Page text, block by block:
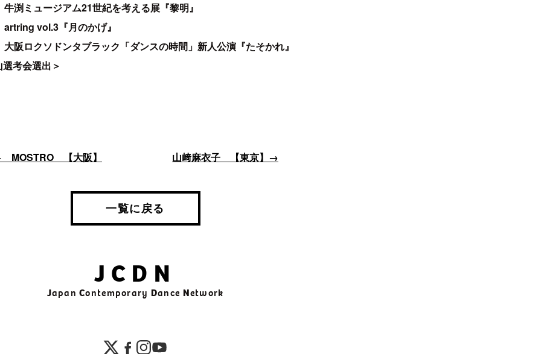
渕ミュージアム21世紀を考える展『黎明』
vol.3『月のかげ』
阪ロクソドンタブラック「ダンスの時間」新人公演『たそかれ』
考会選出＞
【大阪】 山﨑麻衣子 【東京】→
一覧に戻る
JCDN
JapanContemporary Dance Network